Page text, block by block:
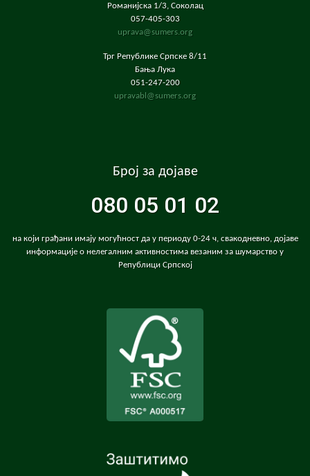
Романијска 1/3, Соколац
057-405-303
uprava@sumers.org
Трг Републике Српске 8/11
Бања Лука
051-247-200
upravabl@sumers.org
Број за дојаве
080 05 01 02
на који грађани имају могућност да у периоду 0-24 ч, свакодневно, дојаве
информације о нелегалним активностима везаним за шумарство у
Републици Српској